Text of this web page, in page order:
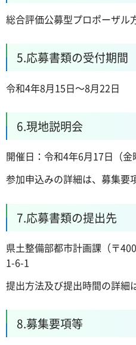
総合評価公募型プロポーザル
5.応募書類の受付期間
令和4年8月15日～8月22日
6.現地説明会
開催日：令和4年6月17日（金
参加申込みの詳細は、募集要
7.応募書類の提出先
県土整備部都市計画課（〒
1-6-1
提出方法及び提出時間の詳細
8.募集要項等